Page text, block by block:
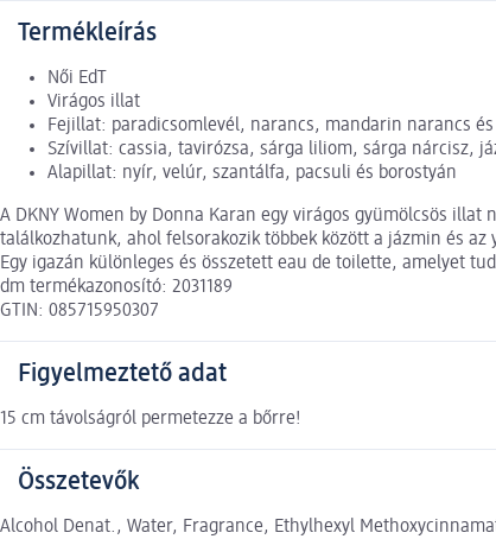
Termékleírás
Női EdT
Virágos illat
Fejillat: paradicsomlevél, narancs, mandarin narancs
Szívillat: cassia, tavirózsa, sárga liliom, sárga nárcisz,
Alapillat: nyír, velúr, szantálfa, pacsuli és borostyán
A DKNY Women by Donna Karan egy virágos gyümölcsös
találkozhatunk, ahol felsorakozik többek között a jázmin és
Egy igazán különleges és összetett eau de toilette, amelyet
dm termékazonosító: 2031189
GTIN: 085715950307
Figyelmeztető adat
15 cm távolságról permetezze a bőrre!
Összetevők
Alcohol Denat., Water, Fragrance, Ethylhexyl